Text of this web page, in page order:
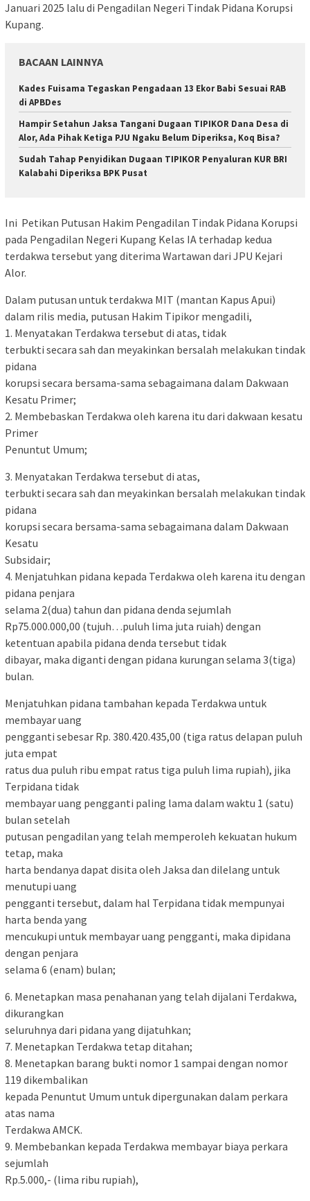
Januari 2025 lalu di Pengadilan Negeri Tindak Pidana Korupsi
Kupang.
BACAAN LAINNYA
Kades Fuisama Tegaskan Pengadaan 13 Ekor Babi Sesuai RAB
di APBDes
Hampir Setahun Jaksa Tangani Dugaan TIPIKOR Dana Desa di
Alor, Ada Pihak Ketiga PJU Ngaku Belum Diperiksa, Koq Bisa?
Sudah Tahap Penyidikan Dugaan TIPIKOR Penyaluran KUR BRI
Kalabahi Diperiksa BPK Pusat
Ini Petikan Putusan Hakim Pengadilan Tindak Pidana Korupsi
pada Pengadilan Negeri Kupang Kelas IA terhadap kedua
terdakwa tersebut yang diterima Wartawan dari JPU Kejari
Alor.
Dalam putusan untuk terdakwa MIT (mantan Kapus Apui)
dalam rilis media, putusan Hakim Tipikor mengadili,
1. Menyatakan Terdakwa tersebut di atas, tidak
terbukti secara sah dan meyakinkan bersalah melakukan tindak
pidana
korupsi secara bersama-sama sebagaimana dalam Dakwaan
Kesatu Primer;
2. Membebaskan Terdakwa oleh karena itu dari dakwaan kesatu
Primer
Penuntut Umum;
3. Menyatakan Terdakwa tersebut di atas,
terbukti secara sah dan meyakinkan bersalah melakukan tindak
pidana
korupsi secara bersama-sama sebagaimana dalam Dakwaan
Kesatu
Subsidair;
4. Menjatuhkan pidana kepada Terdakwa oleh karena itu dengan
pidana penjara
selama 2(dua) tahun dan pidana denda sejumlah
Rp75.000.000,00 (tujuh…puluh lima juta ruiah) dengan
ketentuan apabila pidana denda tersebut tidak
dibayar, maka diganti dengan pidana kurungan selama 3(tiga)
bulan.
Menjatuhkan pidana tambahan kepada Terdakwa untuk
membayar uang
pengganti sebesar Rp. 380.420.435,00 (tiga ratus delapan puluh
juta empat
ratus dua puluh ribu empat ratus tiga puluh lima rupiah), jika
Terpidana tidak
membayar uang pengganti paling lama dalam waktu 1 (satu)
bulan setelah
putusan pengadilan yang telah memperoleh kekuatan hukum
tetap, maka
harta bendanya dapat disita oleh Jaksa dan dilelang untuk
menutupi uang
pengganti tersebut, dalam hal Terpidana tidak mempunyai
harta benda yang
mencukupi untuk membayar uang pengganti, maka dipidana
dengan penjara
selama 6 (enam) bulan;
6. Menetapkan masa penahanan yang telah dijalani Terdakwa,
dikurangkan
seluruhnya dari pidana yang dijatuhkan;
7. Menetapkan Terdakwa tetap ditahan;
8. Menetapkan barang bukti nomor 1 sampai dengan nomor
119 dikembalikan
kepada Penuntut Umum untuk dipergunakan dalam perkara
atas nama
Terdakwa AMCK.
9. Membebankan kepada Terdakwa membayar biaya perkara
sejumlah
Rp.5.000,- (lima ribu rupiah),